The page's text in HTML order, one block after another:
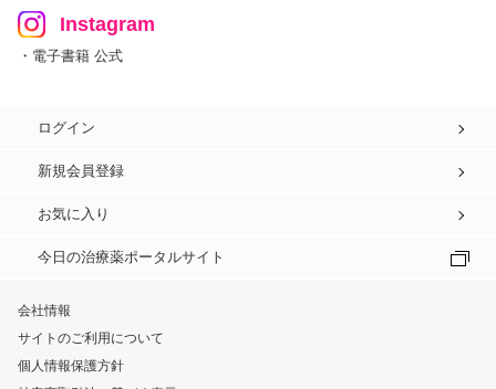
Instagram
・電子書籍 公式
ログイン
新規会員登録
お気に入り
今日の治療薬ポータルサイト
会社情報
サイトのご利用について
個人情報保護方針